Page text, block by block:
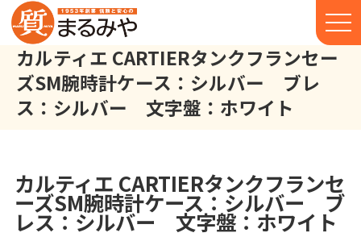
カルティエ CARTIERタンクフランセー
ズSM腕時計ケース：シルバー ブレ
ス：シルバー 文字盤：ホワイト
カルティエ CARTIERタンクフランセ
ーズSM腕時計ケース：シルバー ブ
レス：シルバー 文字盤：ホワイト